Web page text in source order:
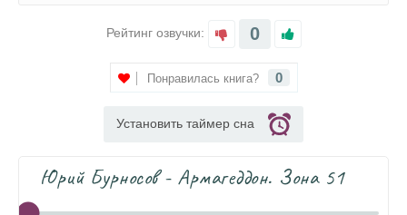
Рейтинг озвучки: 0
Понравилась книга? 0
Установить таймер сна
Юрий Бурносов - Армагеддон. Зона 51